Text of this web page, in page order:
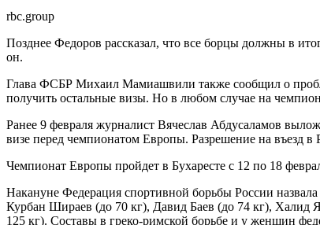
rbc.group
Позднее Федоров рассказал, что все борцы должны в
он.
Глава ФСБР Михаил Мамиашвили также сообщил о
получить остальные визы. Но в любом случае на
Ранее 9 февраля журналист Вячеслав Абдусаламов
визе перед чемпионатом Европы. Разрешение на
Чемпионат Европы пройдет в Бухаресте с 12 по 18
Накануне Федерация спортивной борьбы России
Курбан Шираев (до 70 кг), Давид Баев (до 74 кг), Халид
125 кг). Составы в греко-римской борьбе и у женщин